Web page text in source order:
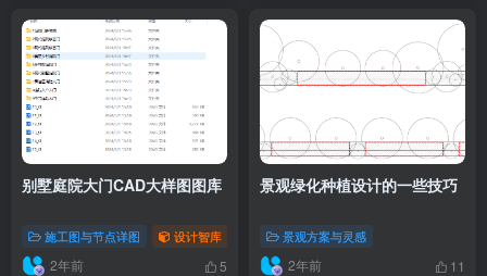
别墅庭院大门CAD大样图图库
施工图与节点详图 设计智库
2年前 5
景观绿化种植设计的一些技巧
景观方案与灵感
2年前 11